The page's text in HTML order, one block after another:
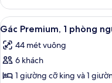
Gác
Premium
(Suite)
Xem
tất
cả
ảnh
Gác
12
Gác Premium, 1 phòng
44 mét vuông
6 khách
1 giường cỡ king và 1